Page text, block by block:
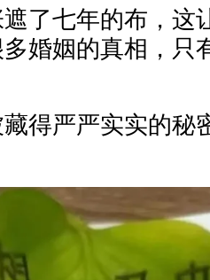
了七年的布，这
婚姻的真相，只
得严严实实的秘